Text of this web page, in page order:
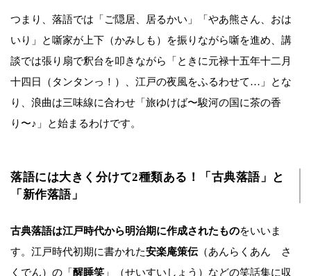
つまり、落語では「ご隠居、居るかい」「やあ熊さん、おは
いり」と噺家が上下（かみしも）を振りながら噺を進め、講
談では張り扇で釈台を叩きながら「ときに元禄十五年十二月
十四日（タンタンっ！）、江戸の夜風をふるわせて…」とな
り、浪曲は三味線に合わせ「旅ゆけば〜駿河の国に茶の香
り〜♪」と始まるわけです。
落語には大きく分けて2種類ある！「古典落語」と
「新作落語」
古典落語は江戸時代から明治期に作成されたものをいいま
す。江戸時代初期に書かれた安楽庵策伝（あんらくあん さ
くでん）の「 醒睡笑 」（せいすいしょう）などの笑話集に収